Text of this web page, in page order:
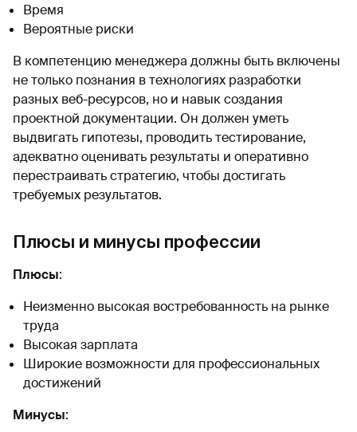
Время
Вероятные риски
В компетенцию менеджера должны быть включены
не только познания в технологиях разработки
разных веб-ресурсов, но и навык создания
проектной документации. Он должен уметь
выдвигать гипотезы, проводить тестирование,
адекватно оценивать результаты и оперативно
перестраивать стратегию, чтобы достигать
требуемых результатов.
Плюсы и минусы профессии
Плюсы:
Неизменно высокая востребованность на рынке
труда
Высокая зарплата
Широкие возможности для профессиональных
достижений
Минусы: